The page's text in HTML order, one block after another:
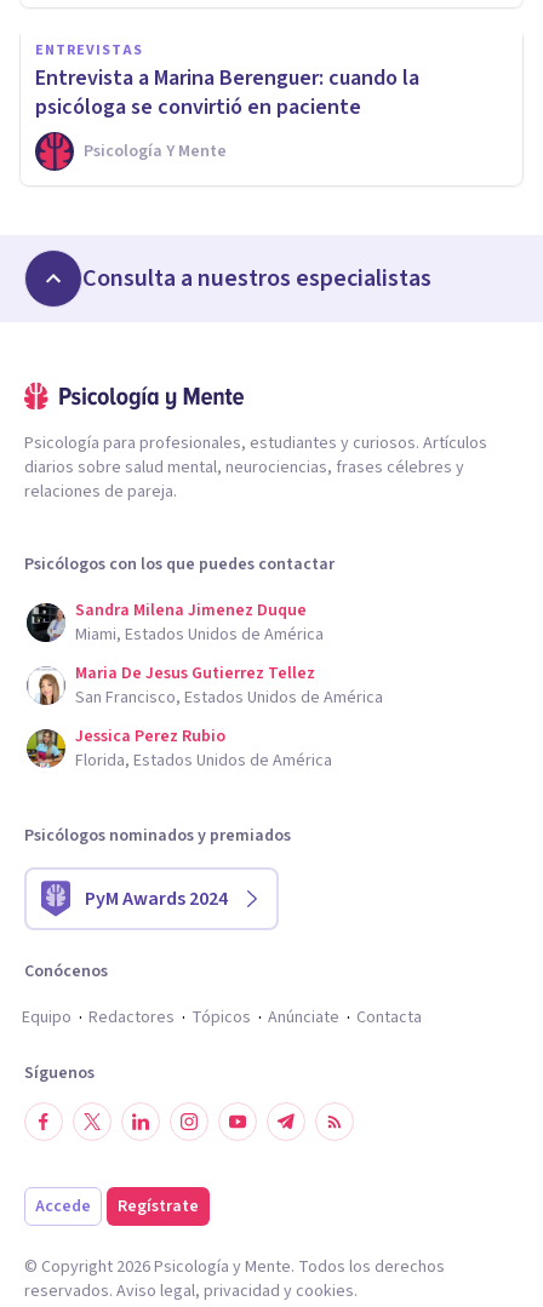
ENTREVISTAS
Entrevista a Marina Berenguer: cuando la
psicóloga se convirtió en paciente
Psicología Y Mente
Consulta a nuestros especialistas
Psicología para profesionales, estudiantes y curiosos. Artículos
diarios sobre salud mental, neurociencias, frases célebres y
relaciones de pareja.
Psicólogos con los que puedes contactar
Sandra Milena Jimenez Duque
Miami, Estados Unidos de América
Maria De Jesus Gutierrez Tellez
San Francisco, Estados Unidos de América
Jessica Perez Rubio
Florida, Estados Unidos de América
Psicólogos nominados y premiados
PyM Awards 2024
Conócenos
Equipo
Redactores Tópicos Anúnciate Contacta
Síguenos
Accede Regístrate
© Copyright 2026Psicología y Mente. Todos los derechos
reservados. Aviso legal, privacidad y cookies.